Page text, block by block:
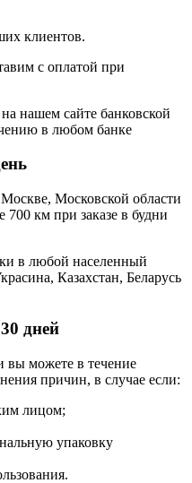
клиентов.
с оплатой при
нашем сайте банковской
в любом банке
Московской области
700 км при заказе в будни
в любой населенный
Казахстан, Беларусь
дней
вы можете в течение
причин, в случае если:
лицом;
упаковку